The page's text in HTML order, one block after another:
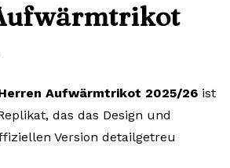
Aufwärmtrikot 2025/26 ist
das das Design und
Version detailgetreu